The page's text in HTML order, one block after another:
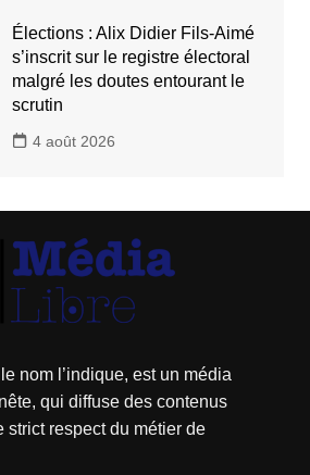
Élections : Alix Didier Fils-Aimé
s’inscrit sur le registre électoral
malgré les doutes entourant le
scrutin
4 août 2026
nom l’indique, est un média
qui diffuse des contenus
strict respect du métier de